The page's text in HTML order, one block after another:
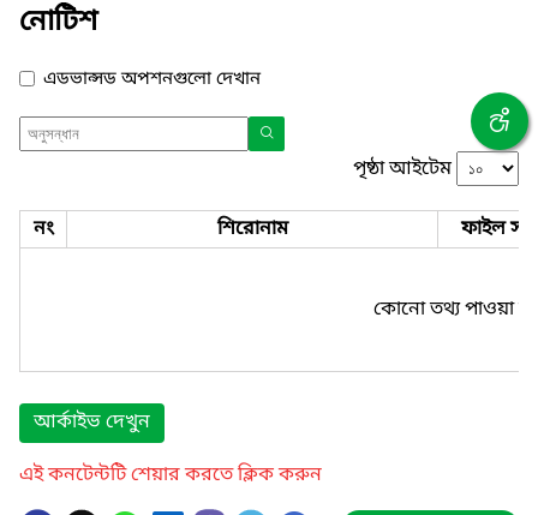
নোটিশ
এডভান্সড অপশনগুলো দেখান
পৃষ্ঠা আইটেম
নং শিরোনাম ফাইল
কোনো তথ্য পাওয়া
আর্কাইভ দেখুন
এই কনটেন্টটি শেয়ার করতে ক্লিক করুন